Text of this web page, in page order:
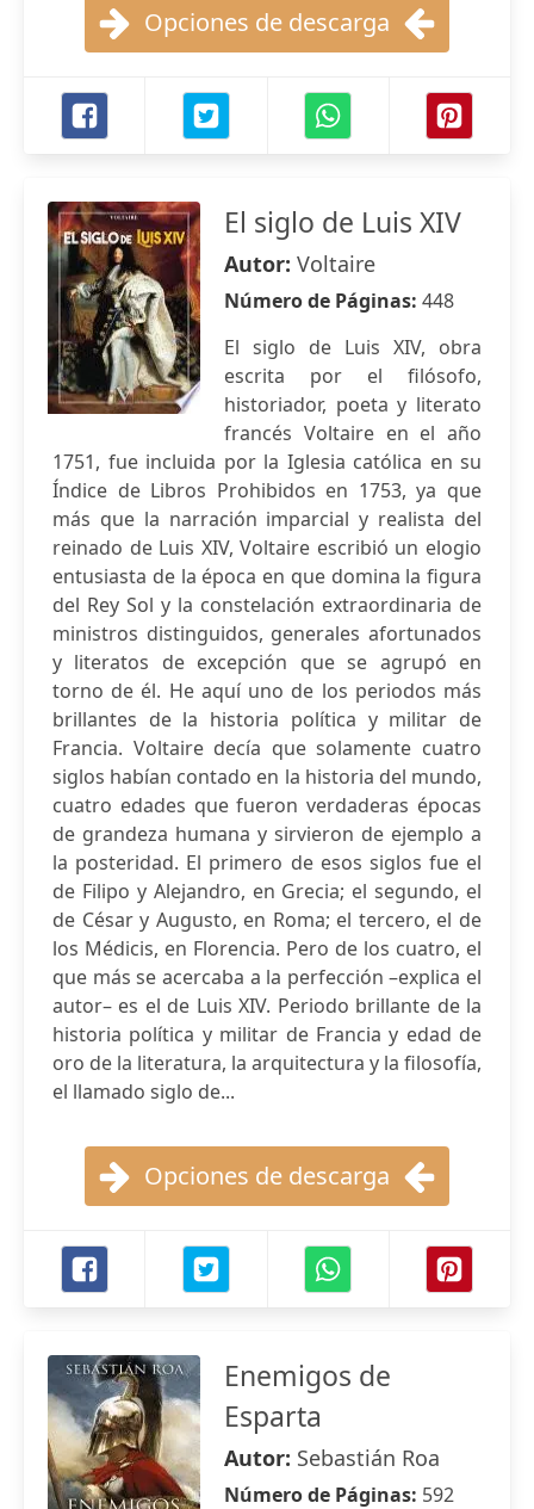
Opciones de descarga
El siglo de Luis XIV
Autor: Voltaire
Número de Páginas: 448
El siglo de Luis XIV, obra
escrita por el filósofo,
historiador, poeta y literato
francés Voltaire en el año
1751, fue incluida por la Iglesia católica en su
Índice de Libros Prohibidos en 1753, ya que
más que la narración imparcial y realista del
reinado de Luis XIV, Voltaire escribió un elogio
entusiasta de la época en que domina la figura
del Rey Sol y la constelación extraordinaria de
ministros distinguidos, generales afortunados
y literatos de excepción que se agrupó en
torno de él. He aquí uno de los periodos más
brillantes de la historia política y militar de
Francia. Voltaire decía que solamente cuatro
siglos habían contado en la historia del mundo,
cuatro edades que fueron verdaderas épocas
de grandeza humana y sirvieron de ejemplo a
la posteridad. El primero de esos siglos fue el
de Filipo y Alejandro, en Grecia; el segundo, el
de César y Augusto, en Roma; el tercero, el de
los Médicis, en Florencia. Pero de los cuatro, el
que más se acercaba a la perfección –explica el
autor– es el de Luis XIV. Periodo brillante de la
historia política y militar de Francia y edad de
oro de la literatura, la arquitectura y la filosofía,
el llamado siglo de...
Opciones de descarga
Enemigos de
Esparta
Autor: Sebastián Roa
Número de Páginas: 592